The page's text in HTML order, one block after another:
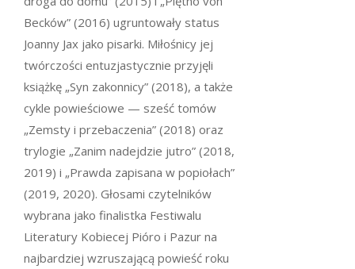
Becków” (2016) ugruntowały status
Joanny Jax jako pisarki. Miłośnicy jej
twórczości entuzjastycznie przyjęli
książkę „Syn zakonnicy” (2018), a także
cykle powieściowe — sześć tomów
„Zemsty i przebaczenia” (2018) oraz
trylogie „Zanim nadejdzie jutro” (2018,
2019) i „Prawda zapisana w popiołach”
(2019, 2020). Głosami czytelników
wybrana jako finalistka Festiwalu
Literatury Kobiecej Pióro i Pazur na
najbardziej wzruszającą powieść roku